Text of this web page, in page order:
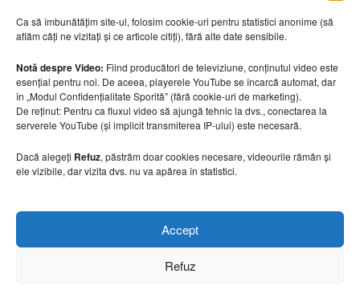
Ca să îmbunătățim site-ul, folosim cookie-uri pentru statistici anonime (să
aflăm câți ne vizitați și ce articole citiți), fără alte date sensibile.
Notă despre Video: Fiind producători de televiziune, conținutul video este
esențial pentru noi. De aceea, playerele YouTube se încarcă automat, dar
în „Modul Confidențialitate Sporită” (fără cookie-uri de marketing).
De reținut: Pentru ca fluxul video să ajungă tehnic la dvs., conectarea la
serverele YouTube (și implicit transmiterea IP-ului) este necesară.
Dacă alegeți Refuz, păstrăm doar cookies necesare, videourile rămân și
ele vizibile, dar vizita dvs. nu va apărea în statistici.
Accept
Refuz
DESIGN INTERIOR
64
ARHITECTURĂ & DESIGN
OPINII & ANALIZE
43
Articole recomandate
Cele mai impresionante cabane moderne
7 august 2026
Ouse Valley Viaduct, construcția care
7 august 2026